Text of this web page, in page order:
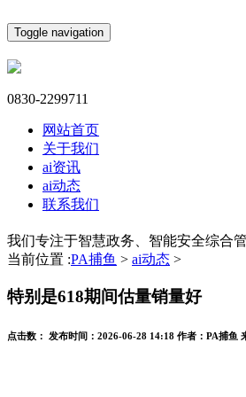
Toggle navigation
0830-2299711
网站首页
关于我们
ai资讯
ai动态
联系我们
我们专注于智慧政务、智能安全综合
当前位置 :PA捕鱼 > ai动态 >
特别是618期间估量销量好
点击数： 发布时间： 2026-06-28 14:18 作者： PA捕鱼